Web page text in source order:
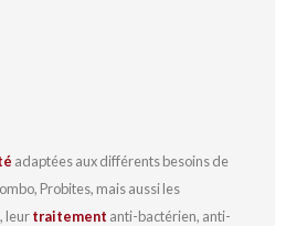
adaptées aux différents besoins de
Probites, mais aussi les
leurtraitement anti-bactérien, anti-